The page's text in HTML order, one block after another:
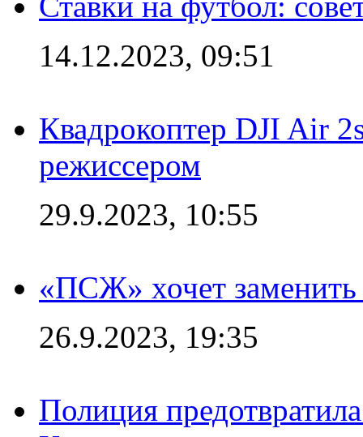
14.12.2023, 09:51
Квадрокоптер DJI Air
режиссером
29.9.2023, 10:55
«ПСЖ» хочет
26.9.2023, 19:35
Полиция